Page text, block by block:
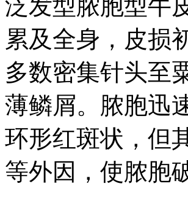
泛发型脓胞型牛
累及全身，皮损
多数密集针头至
薄鳞屑。脓胞迅
环形红斑状，但
等外因，使脓胞